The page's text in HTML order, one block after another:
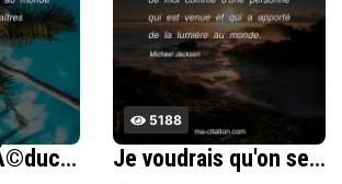
La meilleure Ã©ducation au monde est de regarder les maÃ®tres Ã l'oeuvre.
5188
Je voudrais qu'on se souvienne de moi comme d'une personne qui est venue et qui a apportÃ© de la lumiÃ¨re au monde.